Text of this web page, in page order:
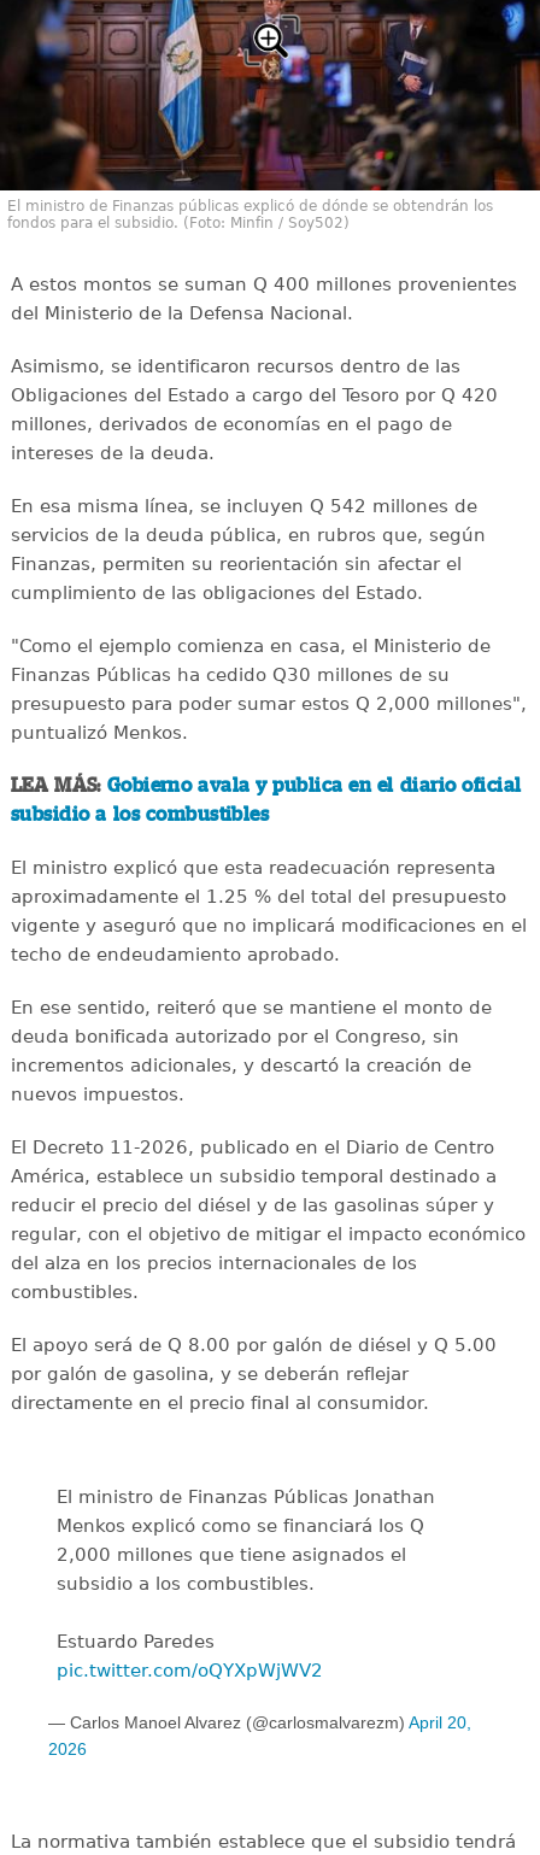
El ministro de Finanzas públicas explicó de dónde se obtendrán los
fondos para el subsidio. (Foto: Minfin / Soy502)
A estos montos se suman Q 400 millones provenientes
del Ministerio de la Defensa Nacional.
Asimismo, se identificaron recursos dentro de las
Obligaciones del Estado a cargo del Tesoro por Q 420
millones, derivados de economías en el pago de
intereses de la deuda.
En esa misma línea, se incluyen Q 542 millones de
servicios de la deuda pública, en rubros que, según
Finanzas, permiten su reorientación sin afectar el
cumplimiento de las obligaciones del Estado.
"Como el ejemplo comienza en casa, el Ministerio de
Finanzas Públicas ha cedido Q30 millones de su
presupuesto para poder sumar estos Q 2,000 millones",
puntualizó Menkos.
LEA MÁS:Gobierno avala y publica en el diario oficial
subsidio a los combustibles
El ministro explicó que esta readecuación representa
aproximadamente el 1.25 % del total del presupuesto
vigente y aseguró que no implicará modificaciones en el
techo de endeudamiento aprobado.
En ese sentido, reiteró que se mantiene el monto de
deuda bonificada autorizado por el Congreso, sin
incrementos adicionales, y descartó la creación de
nuevos impuestos.
El Decreto 11-2026, publicado en el Diario de Centro
América, establece un subsidio temporal destinado a
reducir el precio del diésel y de las gasolinas súper y
regular, con el objetivo de mitigar el impacto económico
del alza en los precios internacionales de los
combustibles.
El apoyo será de Q 8.00 por galón de diésel y Q 5.00
por galón de gasolina, y se deberán reflejar
directamente en el precio final al consumidor.
El ministro de Finanzas Públicas Jonathan
Menkos explicó como se financiará los Q
2,000 millones que tiene asignados el
subsidio a los combustibles.
Estuardo Paredes
pic.twitter.com/oQYXpWjWV2
— Carlos Manoel Alvarez (@carlosmalvarezm) April 20,
2026
La normativa también establece que el subsidio tendrá